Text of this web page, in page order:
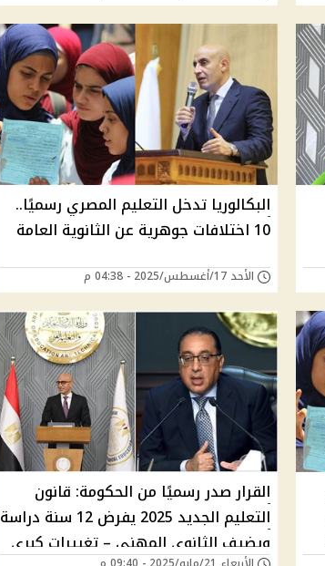
البكالوريا تدخل التعليم المصري رسميًا..
10 اختلافات جوهرية عن الثانوية العامة
الأحد 17/أغسطس/2025 - 04:38 م
القرار صدر رسميًا من الحكومة: قانون
التعليم الجديد 2025 يفرض 12 سنة دراسة
ويضيف الثانوي المهني – تغييرات كبرى